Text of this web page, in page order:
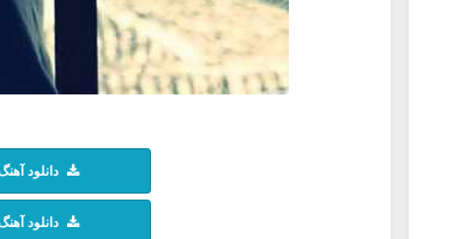
دانلود آهنگ
دانلود آهنگ